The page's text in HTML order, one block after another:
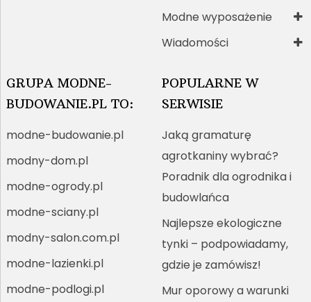
Modne wyposażenie
Wiadomości
GRUPA MODNE-
BUDOWANIE.PL TO:
modne-budowanie.pl
modny-dom.pl
modne-ogrody.pl
modne-sciany.pl
modny-salon.com.pl
modne-lazienki.pl
modne-podlogi.pl
POPULARNE W
SERWISIE
Jaką gramaturę
agrotkaniny wybrać?
Poradnik dla ogrodnika i
budowlańca
Najlepsze ekologiczne
tynki – podpowiadamy,
gdzie je zamówisz!
Mur oporowy a warunki